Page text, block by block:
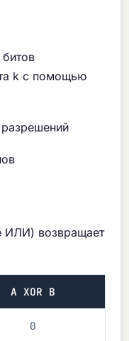
k с помощью
ИЛИ) возвращает
A XOR B
0